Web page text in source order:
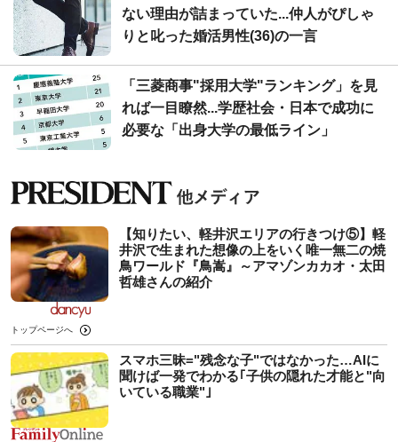
ない理由が詰まっていた...仲人がぴしゃ
りと叱った婚活男性(36)の一言
「三菱商事"採用大学"ランキング」を見
れば一目瞭然...学歴社会・日本で成功に
必要な「出身大学の最低ライン」
【知りたい、軽井沢エリアの行きつけ⑤】軽
井沢で生まれた想像の上をいく唯一無二の焼
鳥ワールド『鳥嵩』～アマゾンカカオ・太田
哲雄さんの紹介
トップページへ
スマホ三昧="残念な子"ではなかった…AIに
聞けば一発でわかる｢子供の隠れた才能と"向
いている職業"｣